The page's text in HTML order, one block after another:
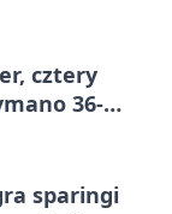
cztery
36-
sparingi